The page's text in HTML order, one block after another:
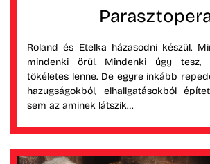
Roland és Etelka házasodni készül.
mindenki örül. Mindenki úgy tesz,
tökéletes lenne. De egyre inkább
hazugságokból, elhallgatásokból
sem az aminek látszik…